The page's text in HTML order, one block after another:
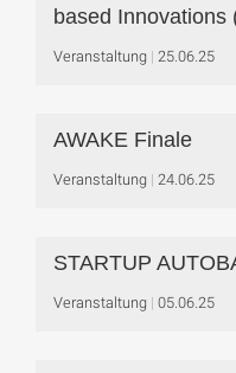
based Innovations
Veranstaltung 25.06.25
AWAKE Finale
Veranstaltung 24.06.25
STARTUP
Veranstaltung 05.06.25